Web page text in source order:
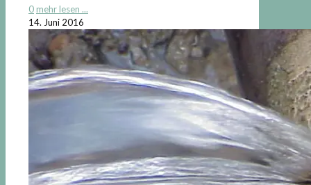
0 mehr lesen ...
14. Juni 2016